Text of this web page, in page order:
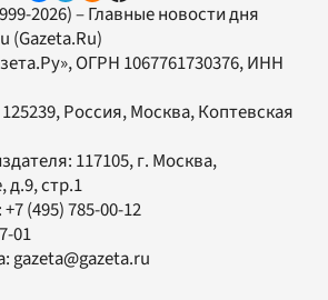
2026) – Главные новости дня
(Gazeta.Ru)
, ОГРН 1067761730376, ИНН
Россия, Москва, Коптевская
117105, г. Москва,
стр.1
+7 (495) 785-00-12
01
gazeta@gazeta.ru